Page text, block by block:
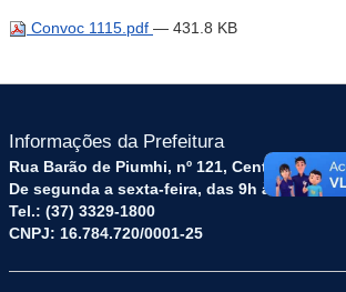
Convoc 1115.pdf — 431.8 KB
Informações da Prefeitura
Rua Barão de Piumhi, nº 121, Centro – CEP:
De segunda a sexta-feira, das 9h às 16h
Tel.: (37) 3329-1800
CNPJ: 16.784.720/0001-25